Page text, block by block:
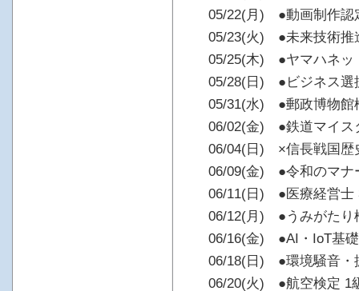
05/22(月) ●動画制作認
05/23(火) ●未来技術推
05/25(木) ●ヤマハネッ
05/28(日) ●ビジネス選
05/31(水) ●郵政博物館
06/02(金) ●鉄道マイス
06/04(日) ×信長戦国歴
06/09(金) ●令和のマナ
06/11(日) ●医療経営士
06/12(月) ●うみがたり
06/16(金) ●AI・IoT基
06/18(日) ●環境騒音・
06/20(火) ●航空検定 1